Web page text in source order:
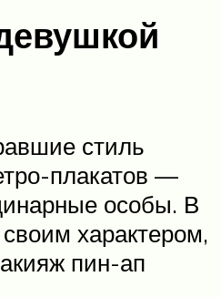
стиль
плакатов —
особы. В
характером,
пин-ап